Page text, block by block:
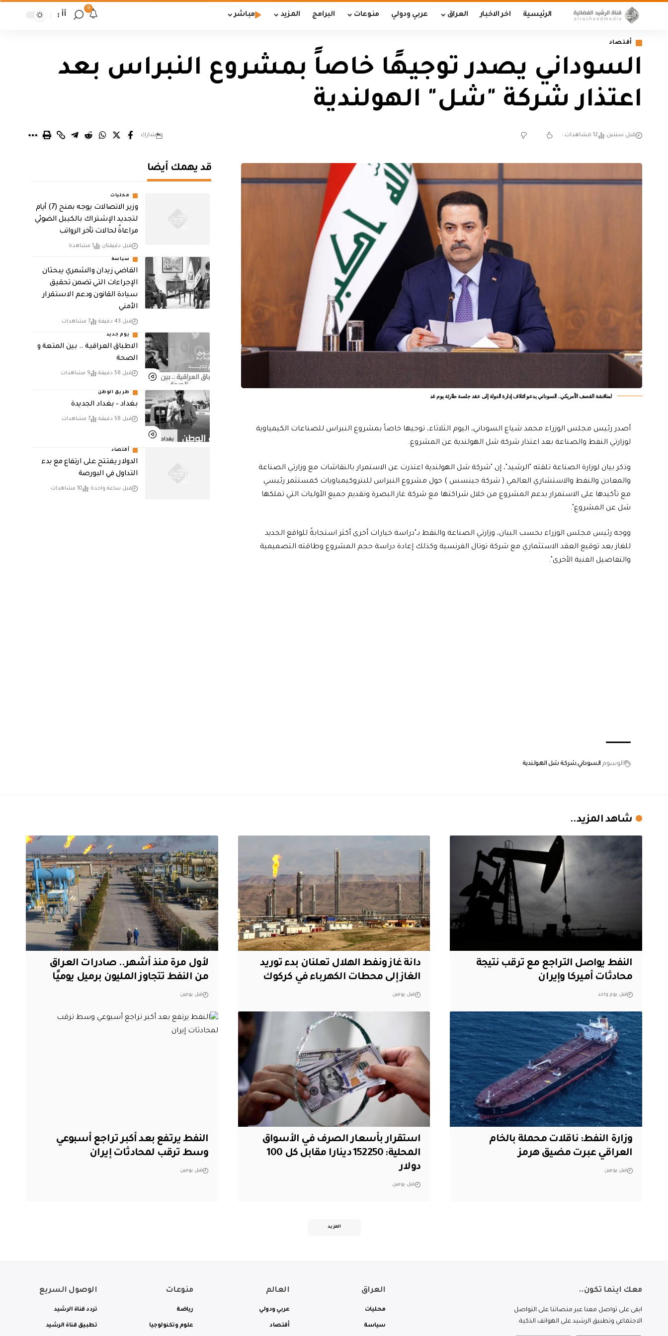
الرئيسية اخر الاخبار العراق عربي ودولي منوعات البرامج المزيد مباشر
9
أأ
أقتصاد
السوداني يصدر توجيهًا خاصاً بمشروع النبراس بعد
اعتذار شركة "شل" الهولندية
قبل سنتين 12 مشاهدات شارك
لمناقشة القصف الأمريكي.. السوداني يدعو ائتلاف إدارة الدولة إلى عقد جلسة طارئة يوم غد
أصدر رئيس مجلس الوزراء محمد شياع السوداني، اليوم الثلاثاء، توجيها خاصاً بمشروع النبراس للصناعات الكيمياوية
لوزارتي النفط والصناعة بعد اعتذار شركة شل الهولندية عن المشروع.
وذكر بيان لوزارة الصناعة تلقته "الرشيد"، إن "شركة شل الهولندية اعتذرت عن الاستمرار بالنقاشات مع وزارتي الصناعة
والمعادن والنفط والاستشاري العالمي ( شركة جينسس ) حول مشروع النبراس للبتروكيمياويات كمستثمر رئيسي
مع تأكيدها على الاستمرار بدعم المشروع من خلال شراكتها مع شركة غاز البصرة وتقديم جميع الأوليات التي تملكها
شل عن المشروع".
ووجه رئيس مجلس الوزراء بحسب البيان، وزارتي الصناعة والنفط بـ"دراسة خيارات أخرى أكثر استجابةً للواقع الجديد
للغاز بعد توقيع العقد الاستثماري مع شركة توتال الفرنسية وكذلك إعادة دراسة حجم المشروع وطاقته التصميمية
والتفاصيل الفنية الأخرى".
الوسوم السوداني شركة شل الهولندية
قد يهمك أيضا
محليات
وزير الاتصالات يوجه بمنح (7) أيام
لتجديد الإشتراك بالكيبل الضوئي
مراعاةً لحالات تأخر الرواتب
قبل دقيقتان 1 مشاهدة
سياسة
القاضي زيدان والشمري يبحثان
الإجراءات التي تضمن تحقيق
سيادة القانون ودعم الاستقرار
الأمني
قبل 43 دقيقة 7 مشاهدات
يوم جديد
الاطباق العراقية .. بين المتعة و
الصحة
قبل 58 دقيقة 9 مشاهدات
طريق الوطن
بغداد – بغداد الجديدة
قبل 58 دقيقة 7 مشاهدات
أقتصاد
الدولار يفتتح على ارتفاع مع بدء
التداول في البورصة
قبل ساعة واحدة 10 مشاهدات
شاهد المزيد..
النفط يواصل التراجع مع ترقب نتيجة
محادثات أميركا وإيران
قبل يوم واحد
دانة غاز ونفط الهلال تعلنان بدء توريد
الغاز إلى محطات الكهرباء في كركوك
قبل يومين
لأول مرة منذ أشهر.. صادرات العراق
من النفط تتجاوز المليون برميل يوميًا
قبل يومين
وزارة النفط: ناقلات محملة بالخام
العراقي عبرت مضيق هرمز
قبل يومين
استقرار بأسعار الصرف في الأسواق
المحلية: 152250 دينارا مقابل كل 100
دولار
قبل يومين
النفط يرتفع بعد أكبر تراجع أسبوعي
وسط ترقب لمحادثات إيران
قبل يومين
المزيد
معك اينما تكون..
ابقى على تواصل معنا عبر منصاتنا على التواصل
الاجتماعي وتطبيق الرشيد على الهواتف الذكية.
العراق
محليات
سياسة
العالم
عربي ودولي
أقتصاد
منوعات
رياضة
علوم وتكنولوجيا
الوصول السريع
تردد قناة الرشيد
تطبيق قناة الرشيد